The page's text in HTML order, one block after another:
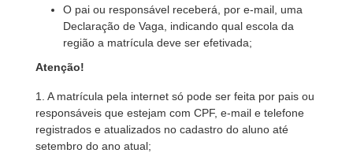
O pai ou responsável receberá, por e-mail, uma
Declaração de Vaga, indicando qual escola da
região a matrícula deve ser efetivada;
Atenção!
1. A matrícula pela internet só pode ser feita por pais ou
responsáveis que estejam com CPF, e-mail e telefone
registrados e atualizados no cadastro do aluno até
setembro do ano atual;